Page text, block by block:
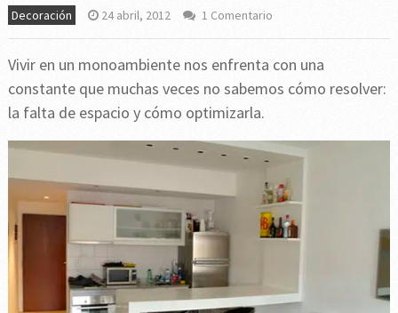
Decoración 24 abril, 2012 1 Comentario
Vivir en un monoambiente nos enfrenta con una
constante que muchas veces no sabemos cómo resolver:
la falta de espacio y cómo optimizarla.